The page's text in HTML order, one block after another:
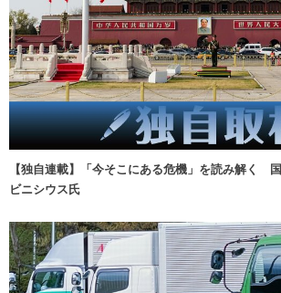
【独自連載】「今そこにある危機」を読み解く
ビニシウス氏